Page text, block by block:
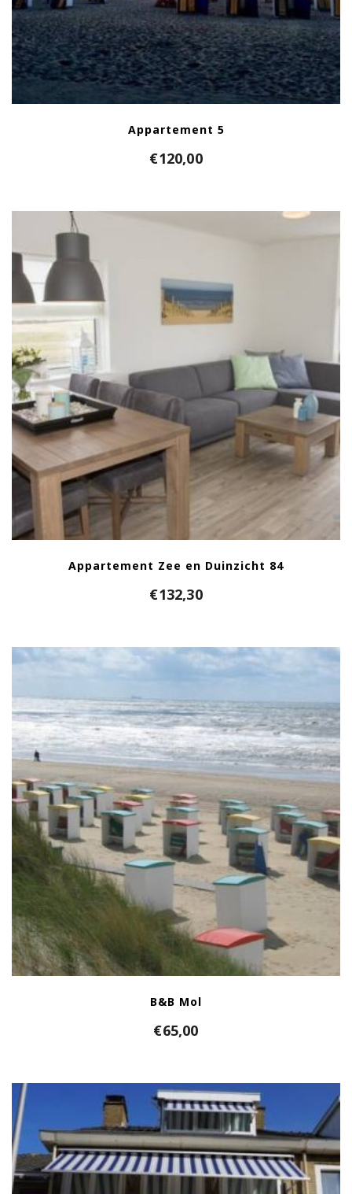
Appartement 5
€120,00
Appartement Zee en Duinzicht 84
€132,30
B&B Mol
€65,00